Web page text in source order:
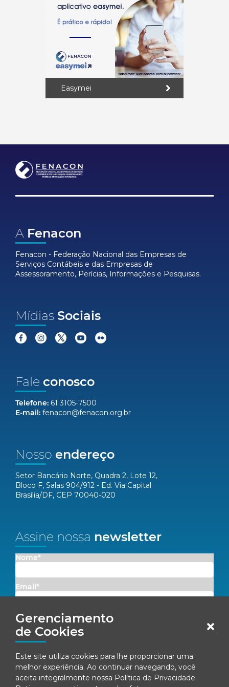
Gerenciamento
de Cookies
Este site utiliza cookies para lhe proporcionar uma
melhor experiência. Ao continuar navegando, você
aceita integralmente nossa Política de Privacidade.
Easymei
A Fenacon
Fenacon - Federação Nacional das Empresas de
Serviços Contábeis e das Empresas de
Assessoramento, Perícias, Informações e Pesquisas.
Mídias Sociais
Fale conosco
Telefone: 61 3105-7500
E-mail: fenacon@fenacon.org.br
Nosso endereço
Setor Bancário Norte, Quadra 2, Lote 12,
Bloco F, Salas 904/912 - Ed. Via Capital
Brasília/DF, CEP 70040-020
Assine nossa newsletter
Nome*
Email*
Concordo em receber comunicações da Fenacon.
Ao se inscrever, você concorda com nossa Política de Privacidade